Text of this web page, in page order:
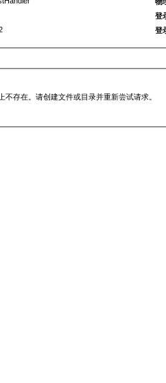
登
登
不存在。请创建文件或目录并重新尝试请求。